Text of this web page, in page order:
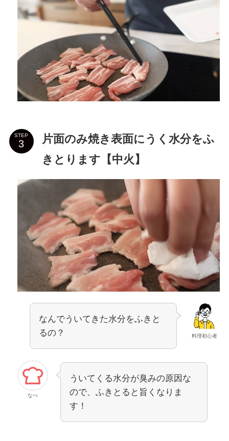
STEP
片面のみ焼き表面にうく水分をふ
きとります【中火】
料理初心者
なんでういてきた水分をふきと
るの？
なべ
ういてくる水分が臭みの原因な
ので、ふきとると旨くなりま
す！